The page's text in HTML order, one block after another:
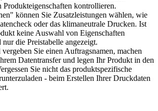
Produkteigenschaften kontrollieren.
können Sie Zusatzleistungen wählen, wie
oder das klimaneutrale Drucken. Ist
keine Auswahl von Eigenschaften
die Preistabelle angezeigt.
Sie einen Auftragsnamen, machen
Datentransfer und legen Ihr Produkt in den
Sie nicht das produktspezifische
- beim Erstellen Ihrer Druckdaten